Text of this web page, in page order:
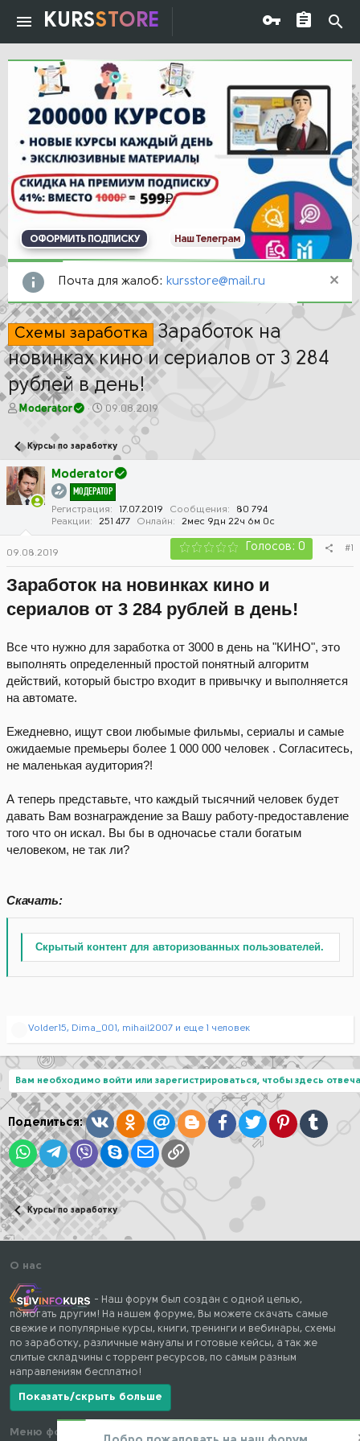
KURSSTORE
ОФОРМИТЬ ПОДПИСКУ Наш Телеграм
Почта для жалоб: kursstore@mail.ru
Схемы заработка Заработок на
новинках кино и сериалов от 3 284
рублей в день!
А
о
р
т
е
Moderator
Д
а
а
ч
а
л
а
09.08.2019
Курсы по заработку
Moderator
МОДЕРАТОР
Регистрация 17.07.2019 Сообщения
80 794
Реакции
251 477 Онлайн 2мес 9дн 22ч 6м 0с
09.08.2019 Голосов: 0 #1
Заработок на новинках кино и
сериалов от 3 284 рублей в день!
Все что нужно для заработка от 3000 в день на "КИНО", это
выполнять определенный простой понятный алгоритм
действий, который быстро входит в привычку и выполняется
на автомате.
Ежедневно, ищут свои любымые фильмы, сериалы и самые
ожидаемые премьеры более 1 000 000 человек . Согласитесь,
не маленькая аудитория?!
А теперь представьте, что каждый тысячний человек будет
давать Вам вознаграждение за Вашу работу-предоставление
того что он искал. Вы бы в одночасье стали богатым
человеком, не так ли?
Скачать:
Скрытый контент для авторизованных пользователей.
Р
ц
и
и
:
Volder15, Dima_001, mihail2007 и еще 1 человек
Вам необходимо войти или зарегистрироваться, чтобы здесь
Поделиться: ВконтактеОдноклассники
Mail.ruBloggerFacebook
TwitterPinterestTumblr
WhatsAppTelegram
ViberSkypeЭлектронная почта
Ссылка
Курсы по заработку
О нас
- Наш форум был создан с одной целью,
помогать другим! На нашем форуме, Вы можете скачать самые
свежие и популярные курсы, книги, тренинги и вебинары, схемы
по заработку, различные мануалы и готовые кейсы, а так же
слитые складчины с торрент ресурсов, по самым разным
направлениям бесплатно!
Показать/скрыть больше
Меню форума Наши контакты